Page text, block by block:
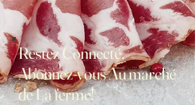
Restez Connecté,
Abonnez-vous Au marché
de La ferme!